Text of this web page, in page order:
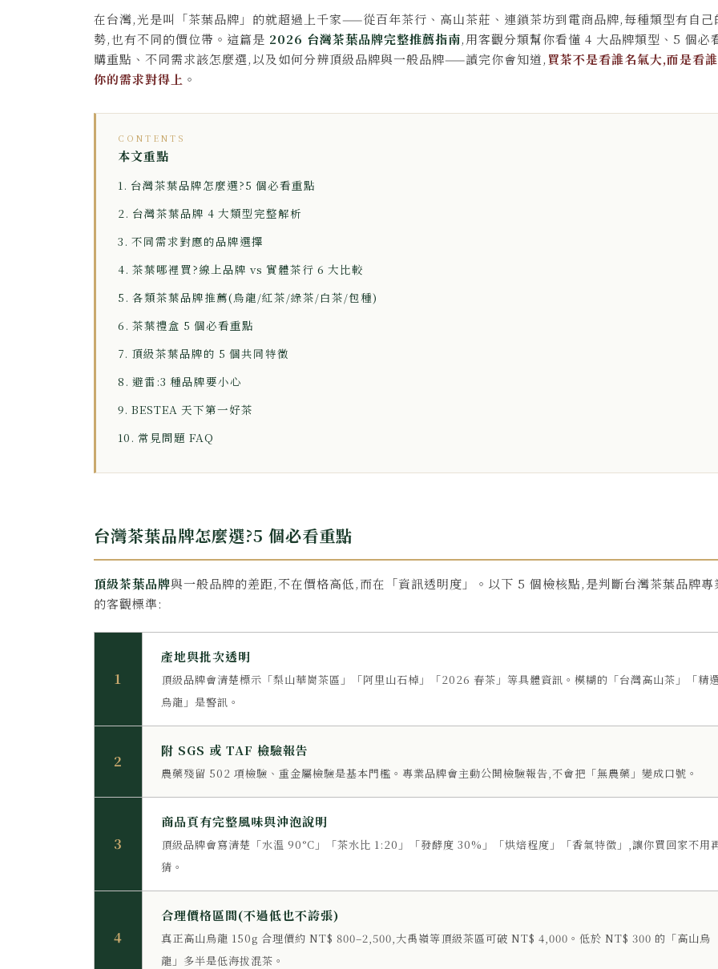
在台灣,光是叫「茶葉品牌」的就超過上千家——從百年茶行、高山茶莊、連鎖茶坊到電商品牌,每種類型有自己
勢,也有不同的價位帶。這篇是 2026 台灣茶葉品牌完整推薦指南,用客觀分類幫你看懂 4 大品牌類型、5 個必
購重點、不同需求該怎麼選,以及如何分辨頂級品牌與一般品牌——讀完你會知道, 買茶不是看誰名氣大,而是看
你的需求對得上 。
CONTENTS
本文重點
1. 台灣茶葉品牌怎麼選?5 個必看重點
2. 台灣茶葉品牌 4 大類型完整解析
3. 不同需求對應的品牌選擇
4. 茶葉哪裡買?線上品牌 vs 實體茶行 6 大比較
5. 各類茶葉品牌推薦(烏龍/紅茶/綠茶/白茶/包種)
6. 茶葉禮盒 5 個必看重點
7. 頂級茶葉品牌的 5 個共同特徵
8. 避雷:3 種品牌要小心
9. BESTEA 天下第一好茶
10. 常見問題 FAQ
台灣茶葉品牌怎麼選?5 個必看重點
頂級茶葉品牌與一般品牌的差距,不在價格高低,而在「資訊透明度」。以下 5 個檢核點,是判斷台灣茶葉品牌專
的客觀標準:
1
產地與批次透明
頂級品牌會清楚標示「梨山華崗茶區」「阿里山石棹」「2026 春茶」等具體資訊。模糊的「台灣高山茶」「精
烏龍」是警訊。
2
附 SGS 或 TAF 檢驗報告
農藥殘留 502 項檢驗、重金屬檢驗是基本門檻。專業品牌會主動公開檢驗報告,不會把「無農藥」變成口號。
3
商品頁有完整風味與沖泡說明
頂級品牌會寫清楚「水溫 90°C」「茶水比 1:20」「發酵度 30%」「烘焙程度」「香氣特徵」,讓你買回家不用
猜。
4
合理價格區間(不過低也不誇張)
真正高山烏龍 150g 合理價約 NT$ 800–2,500,大禹嶺等頂級茶區可破 NT$ 4,000。低於 NT$ 300 的「高山烏
龍」多半是低海拔混茶。